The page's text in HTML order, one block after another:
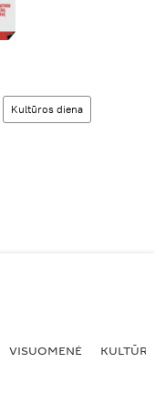
Kultūros diena
VISUOMENĖ KULTŪRA